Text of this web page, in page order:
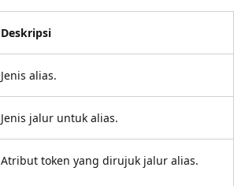
Deskripsi
Jenis alias.
Jenis jalur untuk alias.
Atribut token yang dirujuk jalur alias.